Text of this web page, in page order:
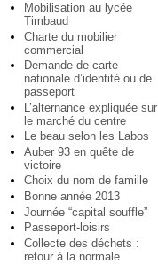
Mobilisation au lycée
Timbaud
Charte du mobilier
commercial
Demande de carte
nationale d’identité ou de
passeport
L’alternance expliquée sur
le marché du centre
Le beau selon les Labos
Auber 93 en quête de
victoire
Choix du nom de famille
Bonne année 2013
Journée “capital souffle”
Passeport-loisirs
Collecte des déchets :
retour à la normale